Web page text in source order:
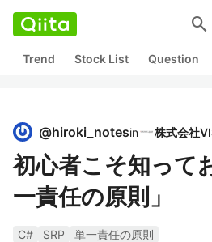
search
Trend Stock List Question
@hiroki_notesin
初心者こそ知って
一責任の原則」
C# SRP
単一責任の原則